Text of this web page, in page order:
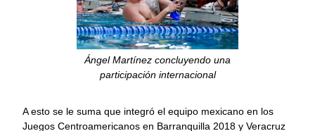
Ángel Martínez concluyendo una
participación internacional
A esto se le suma que integró el equipo mexicano en los
Juegos Centroamericanos en Barranquilla 2018 y Veracruz